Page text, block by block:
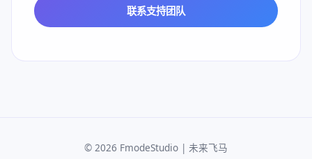
联系支持团队
© 2026 FmodeStudio | 未来飞马